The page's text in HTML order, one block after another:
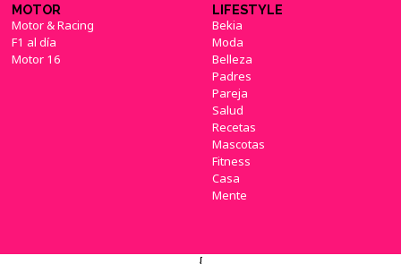
MOTOR
Motor & Racing
F1 al día
Motor 16
LIFESTYLE
Bekia
Moda
Belleza
Padres
Pareja
Salud
Recetas
Mascotas
Fitness
Casa
Mente